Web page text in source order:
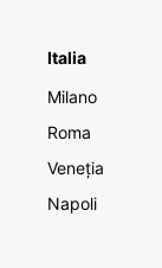
Italia
Milano
Roma
Veneția
Napoli